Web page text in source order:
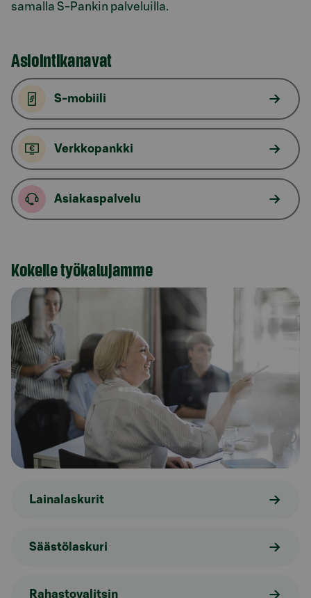
samalla S-Pankin palveluilla.
Asiointikanavat
S-mobiili
Verkkopankki
Asiakaspalvelu
Kokeile työkalujamme
Lainalaskurit
Säästölaskuri
Rahastovalitsin